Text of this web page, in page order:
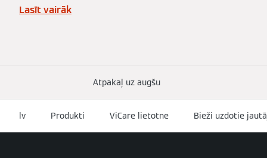
Lasīt vairāk
Atpakaļ uz augšu
lv Produkti ViCare lietotne Bieži uzdotie